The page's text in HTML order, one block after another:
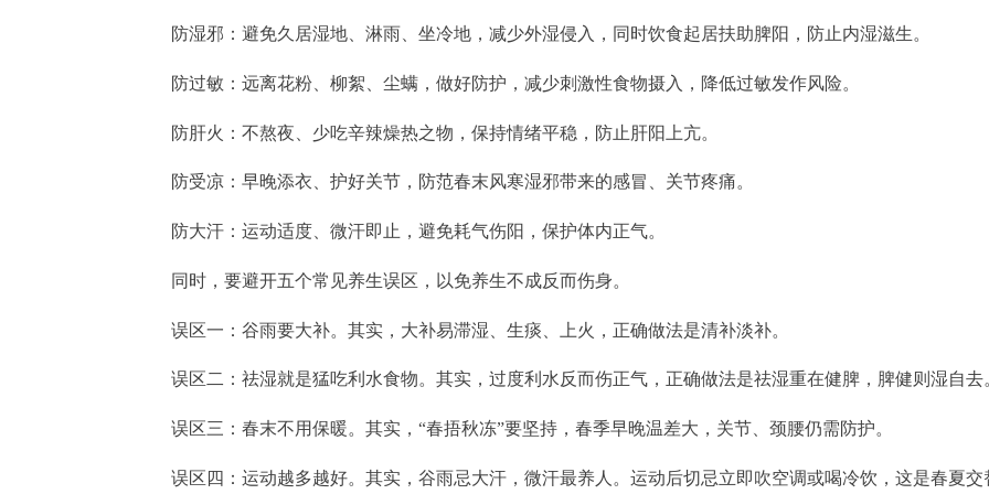
防湿邪：避免久居湿地、淋雨、坐冷地，减少外湿侵入，同时饮食起居扶助脾阳，防止内湿滋生。
防过敏：远离花粉、柳絮、尘螨，做好防护，减少刺激性食物摄入，降低过敏发作风险。
防肝火：不熬夜、少吃辛辣燥热之物，保持情绪平稳，防止肝阳上亢。
防受凉：早晚添衣、护好关节，防范春末风寒湿邪带来的感冒、关节疼痛。
防大汗：运动适度、微汗即止，避免耗气伤阳，保护体内正气。
同时，要避开五个常见养生误区，以免养生不成反而伤身。
误区一：谷雨要大补。其实，大补易滞湿、生痰、上火，正确做法是清补淡补。
误区二：祛湿就是猛吃利水食物。其实，过度利水反而伤正气，正确做法是祛湿重在健脾，脾健则湿自去
误区三：春末不用保暖。其实，“春捂秋冻”要坚持，春季早晚温差大，关节、颈腰仍需防护。
误区四：运动越多越好。其实，谷雨忌大汗，微汗最养人。运动后切忌立即吹空调或喝冷饮，这是春夏交